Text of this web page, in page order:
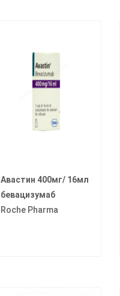
Авастин 400мг/ 16мл
бевацизумаб
Roche Pharma